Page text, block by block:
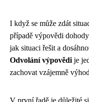
I když se může zdát
případě výpovědi
jak situaci řešit a
Odvolání výpovědi je
zachovat vzájemně
V první řadě je důležité